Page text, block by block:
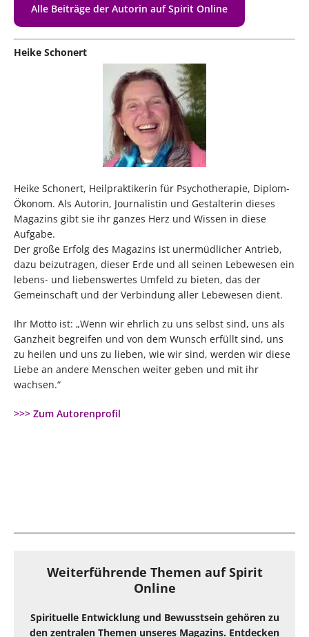
Alle Beiträge der Autorin auf Spirit Online
Heike Schonert
Heike Schonert, Heilpraktikerin für Psychotherapie, Diplom-
Ökonom. Als Autorin, Journalistin und Gestalterin dieses
Magazins gibt sie ihr ganzes Herz und Wissen in diese
Aufgabe.
Der große Erfolg des Magazins ist unermüdlicher Antrieb,
dazu beizutragen, dieser Erde und all seinen Lebewesen ein
lebens- und liebenswertes Umfeld zu bieten, das der
Gemeinschaft und der Verbindung aller Lebewesen dient.
Ihr Motto ist: „Wenn wir ehrlich zu uns selbst sind, uns als
Ganzheit begreifen und von dem Wunsch erfüllt sind, uns
zu heilen und uns zu lieben, wie wir sind, werden wir diese
Liebe an andere Menschen weiter geben und mit ihr
wachsen.“
>>> Zum Autorenprofil
Weiterführende Themen auf Spirit
Online
Spirituelle Entwicklung und Bewusstsein gehören zu
den zentralen Themen unseres Magazins. Entdecken